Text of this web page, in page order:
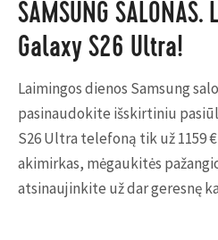
SAMSUNG
Galaxy S26 Ultra!
Laimingos dienos Samsung
pasinaudokite išskirtiniu
S26 Ultra telefoną tik už 1159
akimirkas, mėgaukitės
atsinaujinkite už dar geresnę